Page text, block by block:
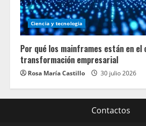
Ciencia y tecnologia
Por qué los mainframes están en el
transformación empresarial
Rosa María Castillo 30 julio 2026
Contactos